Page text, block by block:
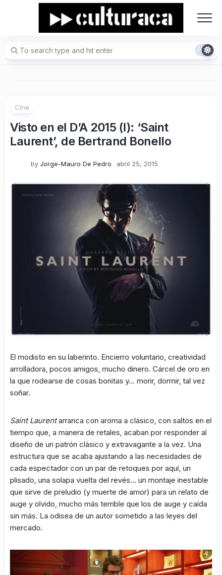
Cine
Visto en el D’A 2015 (I): ‘Saint
Laurent’, de Bertrand Bonello
by Jorge-Mauro De Pedro abril 25, 2015
El modisto en su laberinto. Encierro voluntario, creatividad
arrolladora, pocos amigos, mucho dinero. Cárcel de oro en
la que rodearse de cosas bonitas y… morir, dormir, tal vez
soñar.
Saint Laurentarranca con aroma a clásico, con saltos en el
tiempo que, a manera de retales, acaban por responder al
diseño de un patrón clásico y extravagante a la vez. Una
estructura que se acaba ajustando a las necesidades de
cada espectador con un par de retoques por aquí, un
plisado, una solapa vuelta del revés… un montaje inestable
que sirve de preludio (y muerte de amor) para un relato de
auge y olvido, mucho más terrible que los de auge y caída
sin más. La odisea de un autor sometido a las leyes del
mercado.